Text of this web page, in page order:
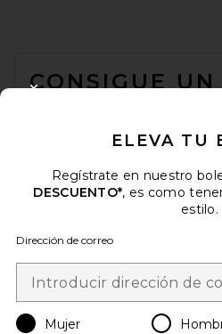
CONSIGUE UN
Cuando se suscribe a nuestro boletín
privacidad
es
ELEVA TU
Regístrate en nuestro
DESCUENTO*, es como
estilo.
Dirección de correo
Mujer